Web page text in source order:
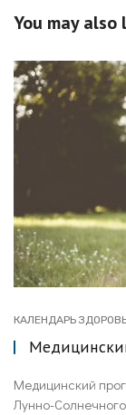
You may also
КАЛЕНДАРЬ
Медицинский
Лунно-